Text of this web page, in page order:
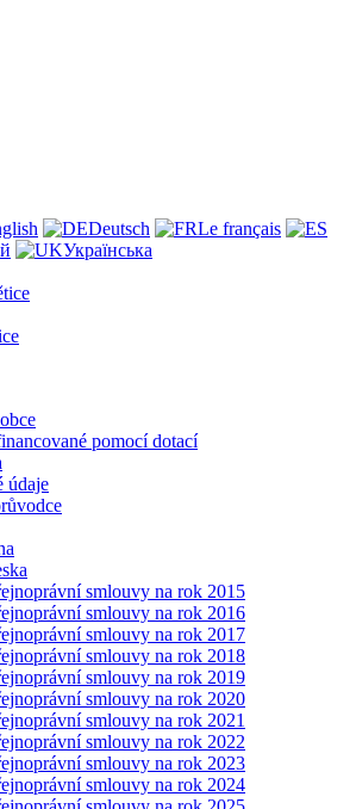
Deutsch
Le français
Українська
pomocí dotací
údaje
smlouvy na rok 2015
smlouvy na rok 2016
smlouvy na rok 2017
smlouvy na rok 2018
smlouvy na rok 2019
smlouvy na rok 2020
smlouvy na rok 2021
smlouvy na rok 2022
smlouvy na rok 2023
smlouvy na rok 2024